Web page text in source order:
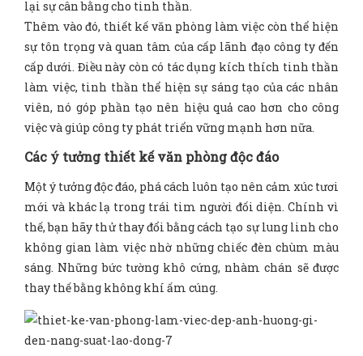
lại sự cân bằng cho tinh thần.
Thêm vào đó, thiết kế văn phòng làm việc còn thể hiện
sự tôn trọng và quan tâm của cấp lãnh đạo công ty đến
cấp dưới. Điều này còn có tác dụng kích thích tinh thần
làm việc, tinh thần thể hiện sự sáng tạo của các nhân
viên, nó góp phần tạo nên hiệu quả cao hơn cho công
việc và giúp công ty phát triển vững mạnh hơn nữa.
Các ý tưởng thiết kế văn phòng độc đáo
Một ý tưởng độc đáo, phá cách luôn tạo nên cảm xúc tươi
mới và khác lạ trong trái tim người đối diện. Chính vì
thế, bạn hãy thử thay đổi bằng cách tạo sự lung linh cho
không gian làm việc nhờ những chiếc đèn chùm màu
sáng. Những bức tường khô cứng, nhàm chán sẽ được
thay thế bằng không khí ấm cúng.